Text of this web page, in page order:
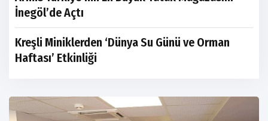
İnegöl’de Açtı
Kreşli Miniklerden ‘Dünya Su Günü ve Orman
Haftası’ Etkinliği